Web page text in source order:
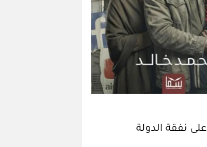
على نفقة الدولة